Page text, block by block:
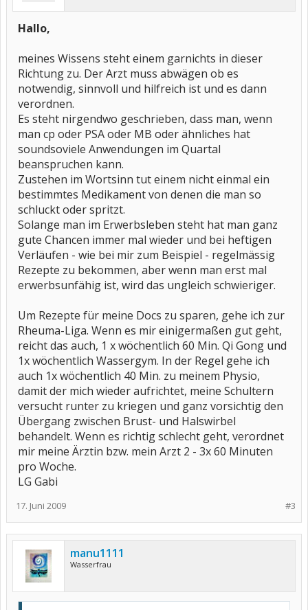
Hallo,
meines Wissens steht einem garnichts in dieser
Richtung zu. Der Arzt muss abwägen ob es
notwendig, sinnvoll und hilfreich ist und es dann
verordnen.
Es steht nirgendwo geschrieben, dass man, wenn
man cp oder PSA oder MB oder ähnliches hat
soundsoviele Anwendungen im Quartal
beanspruchen kann.
Zustehen im Wortsinn tut einem nicht einmal ein
bestimmtes Medikament von denen die man so
schluckt oder spritzt.
Solange man im Erwerbsleben steht hat man ganz
gute Chancen immer mal wieder und bei heftigen
Verläufen - wie bei mir zum Beispiel - regelmässig
Rezepte zu bekommen, aber wenn man erst mal
erwerbsunfähig ist, wird das ungleich schwieriger.
Um Rezepte für meine Docs zu sparen, gehe ich zur
Rheuma-Liga. Wenn es mir einigermaßen gut geht,
reicht das auch, 1 x wöchentlich 60 Min. Qi Gong und
1x wöchentlich Wassergym. In der Regel gehe ich
auch 1x wöchentlich 40 Min. zu meinem Physio,
damit der mich wieder aufrichtet, meine Schultern
versucht runter zu kriegen und ganz vorsichtig den
Übergang zwischen Brust- und Halswirbel
behandelt. Wenn es richtig schlecht geht, verordnet
mir meine Ärztin bzw. mein Arzt 2 - 3x 60 Minuten
pro Woche.
LG Gabi
#3
17. Juni 2009
manu1111
Wasserfrau